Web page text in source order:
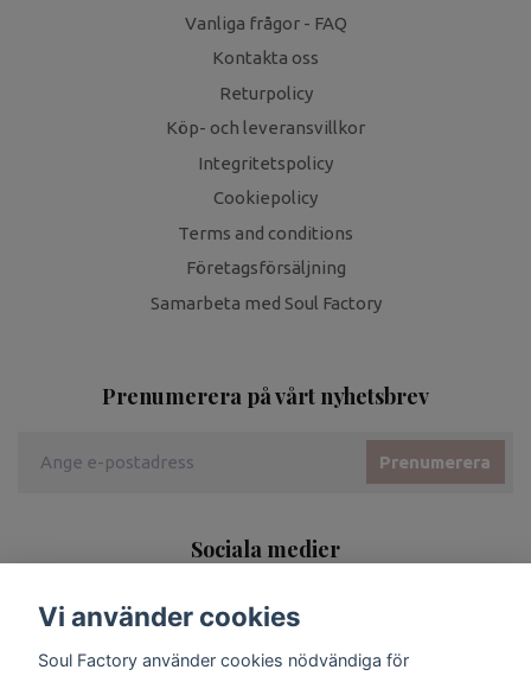
Vanliga frågor - FAQ
Kontakta oss
Returpolicy
Köp- och leveransvillkor
Integritetspolicy
Cookiepolicy
Terms and conditions
Företagsförsäljning
Samarbeta med Soul Factory
Prenumerera på vårt nyhetsbrev
Prenumerera
Sociala medier
Vi använder cookies
Soul Factory använder cookies nödvändiga för